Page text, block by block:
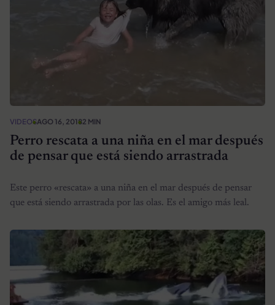
VIDEOSAGO 16, 20182 MIN
Perro rescata a una niña en el mar después
de pensar que está siendo arrastrada
Este perro «rescata» a una niña en el mar después de pensar
que está siendo arrastrada por las olas. Es el amigo más leal.